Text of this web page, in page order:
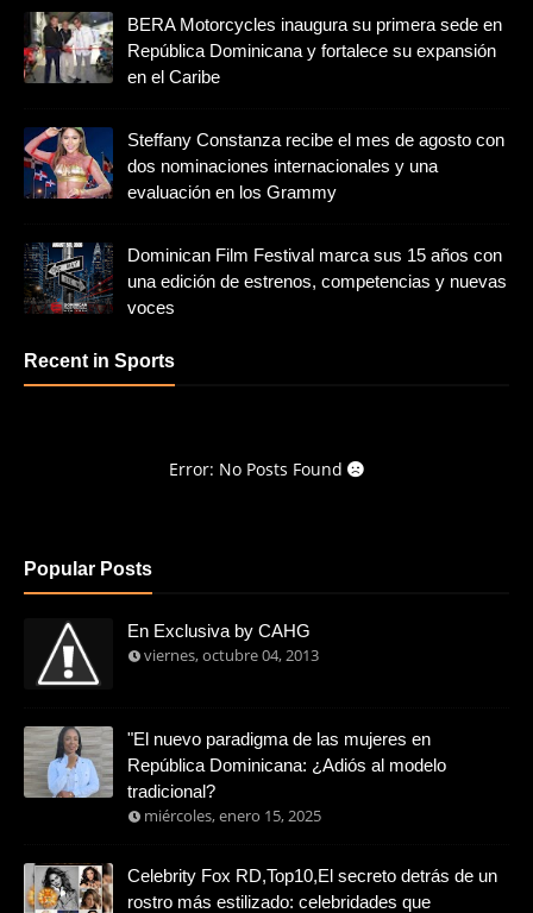
BERA Motorcycles inaugura su primera sede en
República Dominicana y fortalece su expansión
en el Caribe
Steffany Constanza recibe el mes de agosto con
dos nominaciones internacionales y una
evaluación en los Grammy
Dominican Film Festival marca sus 15 años con
una edición de estrenos, competencias y nuevas
voces
Recent in Sports
Error: No Posts Found
Popular Posts
En Exclusiva by CAHG
viernes, octubre 04, 2013
"El nuevo paradigma de las mujeres en
República Dominicana: ¿Adiós al modelo
tradicional?
miércoles, enero 15, 2025
Celebrity Fox RD,Top10,El secreto detrás de un
rostro más estilizado: celebridades que